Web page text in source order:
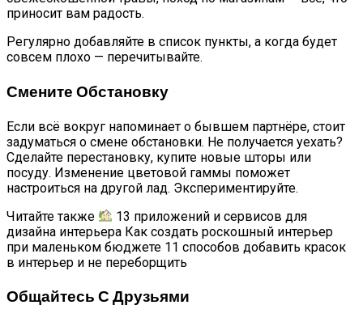
приносит вам радость.
Регулярно добавляйте в список пункты, а когда будет
совсем плохо — перечитывайте.
Смените Обстановку
Если всё вокруг напоминает о бывшем партнёре, стоит
задуматься о смене обстановки. Не получается уехать?
Сделайте перестановку, купите новые шторы или
посуду. Изменение цветовой гаммы поможет
настроиться на другой лад. Экспериментируйте.
Читайте также
13 приложений и сервисов для
дизайна интерьера Как создать роскошный интерьер
при маленьком бюджете 11 способов добавить красок
в интерьер и не переборщить
Общайтесь С Друзьями